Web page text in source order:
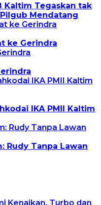
Kaltim Tegaskan tak
Mendatang
ke Gerindra
IKA PMII Kaltim
Rudy Tanpa Lawan